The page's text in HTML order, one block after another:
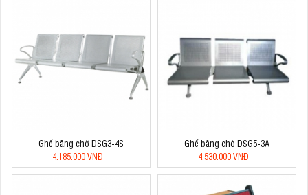
Ghế băng chờ DSG3-4S
4.185.000 VNĐ
Ghế băng chờ DSG5-3A
4.530.000 VNĐ